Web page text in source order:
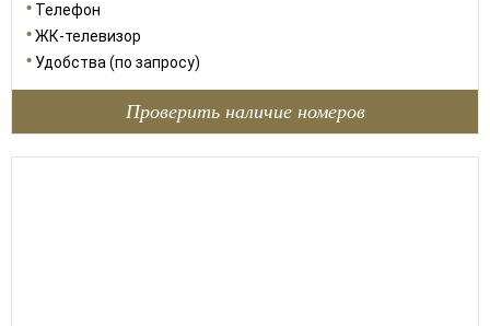
Телефон
ЖК-телевизор
Удобства (по запросу)
Проверить наличие номеров